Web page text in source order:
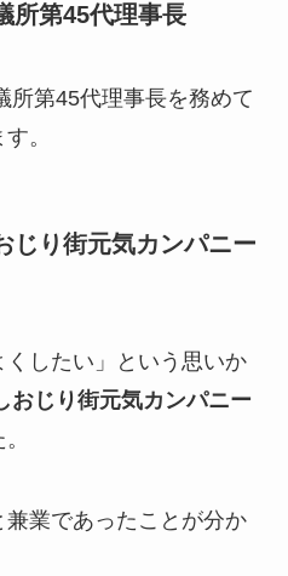
所第45代理事長
所第45代理事長を務めて
。
じり街元気カンパニー
くしたい」という思いか
おじり街元気カンパニー
兼業であったことが分か